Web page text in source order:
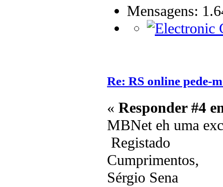
Mensagens:
Re: RS online pede-
« Responder #4
MBNet eh uma
Registado
Cumprimentos,
Sérgio Sena